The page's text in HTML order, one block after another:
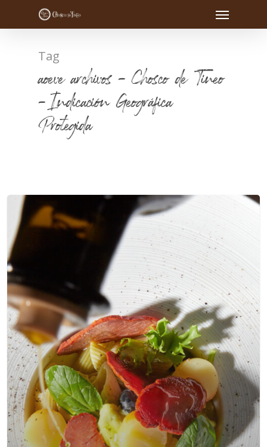
Tag
aoeve archivos - Chosco de Tineo
- Indicación Geográfica
Protegida